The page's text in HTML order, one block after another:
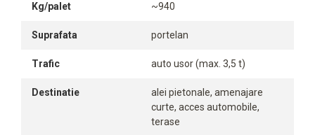
Kg/palet ~940
Suprafata portelan
Trafic auto usor (max. 3,5 t)
Destinatie
alei pietonale, amenajare
curte, acces automobile,
terase